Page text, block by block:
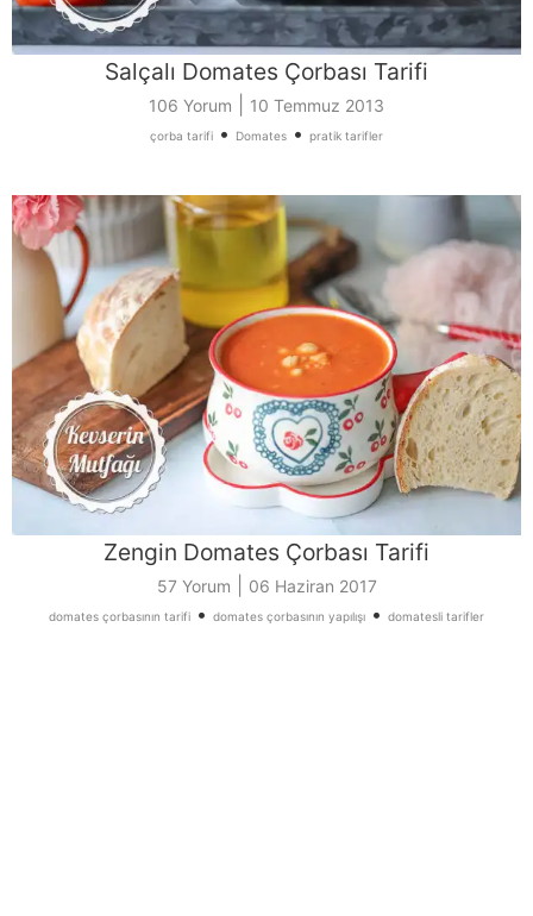
Salçalı Domates Çorbası Tarifi
106 Yorum 10 Temmuz 2013
çorba tarifi • Domates • pratik tarifler
Zengin Domates Çorbası Tarifi
57 Yorum 06 Haziran 2017
domates çorbasının tarifi • domates çorbasının yapılışı • domatesli tarifler